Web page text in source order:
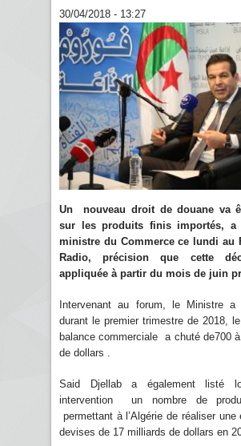
30/04/2018 - 13:27
Un nouveau droit de douane va
sur les produits finis importés, a
ministre du Commerce ce lundi au
Radio, précision que cette
appliquée à partir du mois de juin
Intervenant au forum, le Ministre a
durant le premier trimestre de 2018,
balance commerciale a chuté de700
de dollars .
Said Djellab a également listé
intervention un nombre de
permettant à l’Algérie de réaliser une
devises de 17 milliards de dollars en